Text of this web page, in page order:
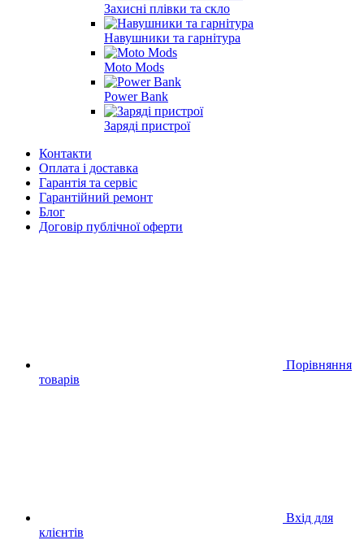
Захисні плівки та скло
Навушники та гарнітура
Moto Mods
Power Bank
Заряді пристрої
Контакти
Оплата і доставка
Гарантія та сервіс
Гарантійний ремонт
Блог
Договір публічної оферти
Порівняння
товарів
Вхід для
клієнтів